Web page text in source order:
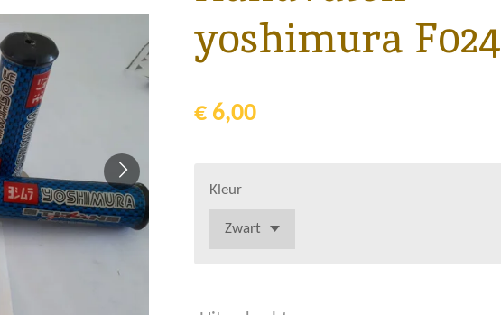
yoshimura F024
€ 6,00
Kleur